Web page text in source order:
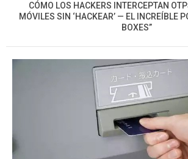
CÓMO LOS HACKERS INTERCEPTAN
MÓVILES SIN ‘HACKEAR’ — EL INCREÍBLE
BOXES”